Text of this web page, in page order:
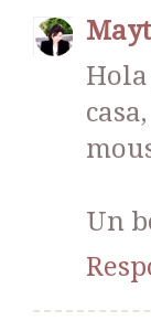
Un